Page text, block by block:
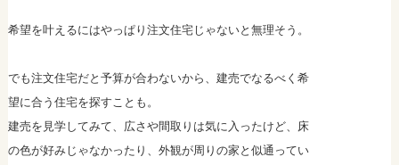
希望を叶えるにはやっぱり注文住宅じゃないと無理そう。
でも注文住宅だと予算が合わないから、建売でなるべく希
望に合う住宅を探すことも。
建売を見学してみて、広さや間取りは気に入ったけど、床
の色が好みじゃなかったり、外観が周りの家と似通ってい